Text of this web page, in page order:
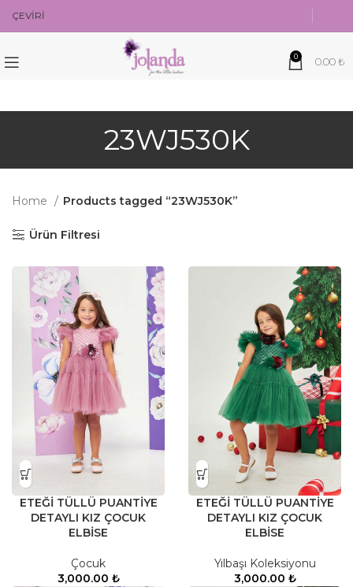
ÇEVİRİ
0 0.00₺
23WJ530K
Home Products tagged “23WJ530K”
Ürün Filtresi
ETEĞİ TÜLLÜ PUANTİYE
DETAYLI KIZ ÇOCUK
ELBİSE
Çocuk
3,000.00 ₺
ETEĞİ TÜLLÜ PUANTİYE
DETAYLI KIZ ÇOCUK
ELBİSE
Yılbaşı Koleksiyonu
3,000.00 ₺